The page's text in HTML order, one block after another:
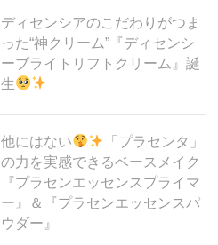
ディセンシアのこだわりがつま
った“神クリーム”『ディセンシ
ーブライトリフトクリーム』誕
生
他にはない
「プラセンタ」
の力を実感できるベースメイク
『プラセンエッセンスプライマ
ー』＆『プラセンエッセンスパ
ウダー』